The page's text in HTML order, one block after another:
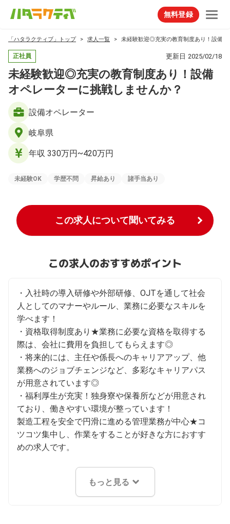
無料登録
「ハタラクティブ」トップ 求人一覧 未経験歓迎◎充実の教育制度あり！設備
正社員 更新日 2025/02/18
未経験歓迎◎充実の教育制度あり！設備
オペレーターに挑戦しませんか？
設備オペレーター
岐阜県
年収 330万円~420万円
未経験OK 学歴不問 昇給あり 諸手当あり
この求人について聞いてみる
この求人のおすすめポイント
・入社時の導入研修や外部研修、OJTを通して社会
人としてのマナーやルール、業務に必要なスキルを
学べます！
・資格取得制度あり★業務に必要な資格を取得する
際は、会社に費用を負担してもらえます◎
・将来的には、主任や係長へのキャリアアップ、他
業務へのジョブチェンジなど、多彩なキャリアパス
が用意されています◎
・福利厚生が充実！独身寮や保養所などが用意され
ており、働きやすい環境が整っています！
製造工程を安全で円滑に進める管理業務が中心★コ
ツコツ集中し、作業をすることが好きな方におすす
めの求人です。
もっと見る